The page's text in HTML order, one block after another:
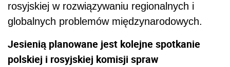
rosyjskiej w rozwiązywaniu regionalnych i
globalnych problemów międzynarodowych.
Jesienią planowane jest kolejne spotkanie
polskiej i rosyjskiej komisji spraw